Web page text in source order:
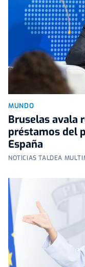
MUNDO
Bruselas avala
préstamos del
España
NOTICIAS TALDEA